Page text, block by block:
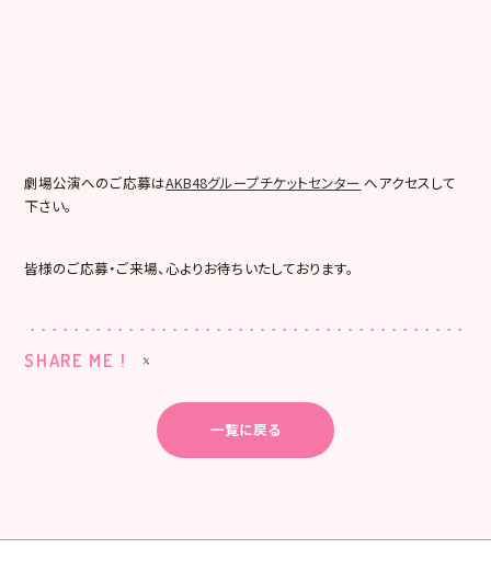
劇場公演へのご応募はAKB48グループチケットセンター へアクセスして
下さい。
皆様のご応募・ご来場、心よりお待ちいたしております。
SHARE ME !
一覧に戻る